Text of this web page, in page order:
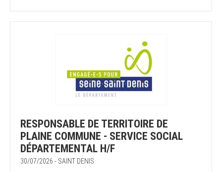
RESPONSABLE DE TERRITOIRE DE
PLAINE COMMUNE - SERVICE SOCIAL
DÉPARTEMENTAL H/F
30/07/2026 - SAINT DENIS